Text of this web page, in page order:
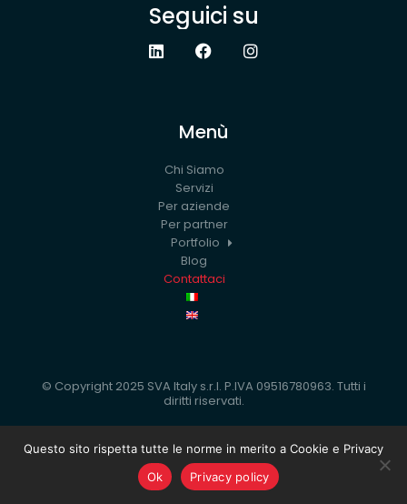
Seguici su
Menù
Chi Siamo
Servizi
Per aziende
Per partner
Portfolio
Blog
Contattaci
© Copyright 2025 SVA Italy s.r.l. P.IVA 09516780963. Tutti i
diritti riservati.
Privacy policy
Questo sito rispetta tutte le norme in merito a Cookie e Privacy
Ok
Privacy policy